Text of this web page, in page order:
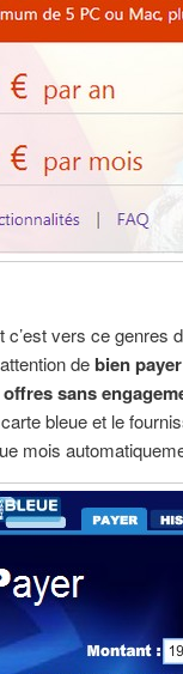
c’est vers ce genres
debien
offres sans
bleue et le
mois